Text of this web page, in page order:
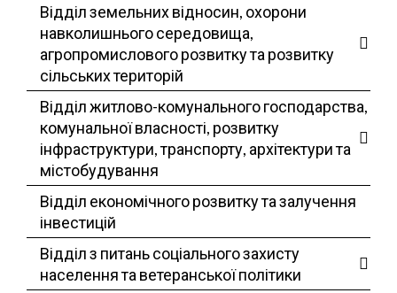
Відділ земельних відносин, охорони
навколишнього середовища,
агропромислового розвитку та розвитку
сільських територій
Відділ житлово-комунального господарства,
комунальної власності, розвитку
інфраструктури, транспорту, архітектури та
містобудування
Відділ економічного розвитку та залучення
інвестицій
Відділ з питань соціального захисту
населення та ветеранської політики